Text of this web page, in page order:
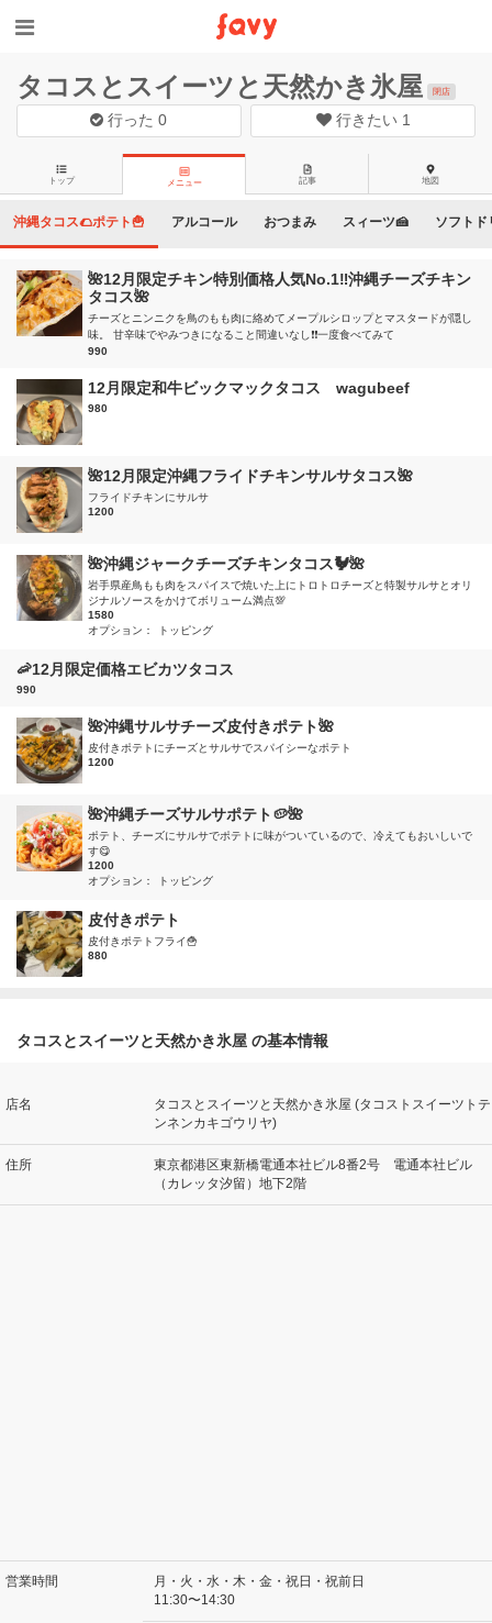
タコスとスイーツと天然かき氷屋 閉店
行った0 行きたい 1
トップ メニュー 記事 地図
沖縄タコス🌮ポテト🍟 アルコール おつまみ スィーツ🍰 ソフトド
🌺12月限定チキン特別価格人気No.1‼️沖縄チーズチキン
タコス🌺
チーズとニンニクを鳥のもも肉に絡めてメープルシロップとマスタードが隠し
味。 甘辛味でやみつきになること間違いなし❗️❗️一度食べてみて
990
12月限定和牛ビックマックタコス wagubeef
980
🌺12月限定沖縄フライドチキンサルサタコス🌺
フライドチキンにサルサ
1200
🌺沖縄ジャークチーズチキンタコス🐓🌺
岩手県産鳥もも肉をスパイスで焼いた上にトロトロチーズと特製サルサとオリ
ジナルソースをかけてボリューム満点💯
1580
オプション：
トッピング
🦐12月限定価格エビカツタコス
990
🌺沖縄サルサチーズ皮付きポテト🌺
皮付きポテトにチーズとサルサでスパイシーなポテト
1200
🌺沖縄チーズサルサポテト🥔🌺
ポテト、チーズにサルサでポテトに味がついているので、冷えてもおいしいで
す😋
1200
オプション：
トッピング
皮付きポテト
皮付きポテトフライ🍟
880
タコスとスイーツと天然かき氷屋 の基本情報
店名
タコスとスイーツと天然かき氷屋 (タコストスイーツトテ
ンネンカキゴウリヤ)
住所
東京都港区東新橋電通本社ビル8番2号 電通本社ビル
（カレッタ汐留）地下2階
営業時間
月・火・水・木・金・祝日・祝前日
11:30〜14:30